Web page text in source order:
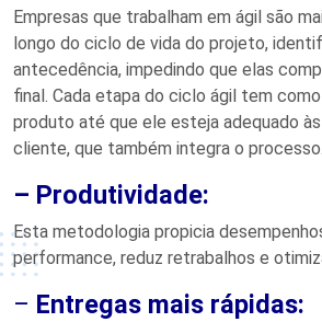
Empresas que trabalham em ágil são
longo do ciclo de vida do projeto,
antecedência, impedindo que elas
final. Cada etapa do ciclo ágil tem
produto até que ele esteja adequado
cliente, que também integra o processo.
– Produtividade:
Esta metodologia propicia
performance, reduz retrabalhos e
– Entregas mais rápidas: